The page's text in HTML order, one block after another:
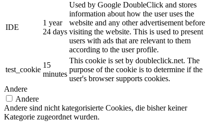
IDE
1 year
24 days
Used by Google DoubleClick and stores
information about how the user uses the
website and any other advertisement before
visiting the website. This is used to present
users with ads that are relevant to them
according to the user profile.
test_cookie
15
minutes
This cookie is set by doubleclick.net. The
purpose of the cookie is to determine if the
user's browser supports cookies.
Andere
Andere
Andere sind nicht kategorisierte Cookies, die bisher keiner
Kategorie zugeordnet wurden.